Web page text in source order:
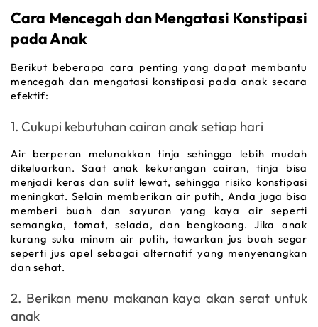
Cara Mencegah dan Mengatasi Konstipasi
pada Anak
Berikut beberapa cara penting yang dapat membantu
mencegah dan mengatasi konstipasi pada anak secara
efektif:
1. Cukupi kebutuhan cairan anak setiap hari
Air berperan melunakkan tinja sehingga lebih mudah
dikeluarkan. Saat anak kekurangan cairan, tinja bisa
menjadi keras dan sulit lewat, sehingga risiko konstipasi
meningkat. Selain memberikan air putih, Anda juga bisa
memberi buah dan sayuran yang kaya air seperti
semangka, tomat, selada, dan bengkoang. Jika anak
kurang suka minum air putih, tawarkan jus buah segar
seperti jus apel sebagai alternatif yang menyenangkan
dan sehat.
2. Berikan menu makanan kaya akan serat untuk
anak